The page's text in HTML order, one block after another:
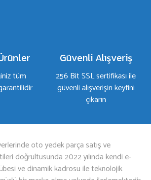
tüm
Güvenli Alışveriş
256 Bit SSL sertifikası ile
güvenli alışverişin keyfini
çıkarın
oto yedek parça satış ve
doğrultusunda 2022 yılında kendi e-
ve dinamik kadrosu ile teknolojik